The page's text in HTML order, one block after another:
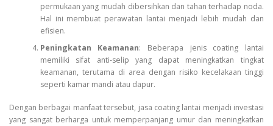
permukaan yang mudah dibersihkan dan tahan terhadap noda.
Hal ini membuat perawatan lantai menjadi lebih mudah dan
efisien.
Peningkatan Keamanan: Beberapa jenis coating lantai
memiliki sifat anti-selip yang dapat meningkatkan tingkat
keamanan, terutama di area dengan risiko kecelakaan tinggi
seperti kamar mandi atau dapur.
Dengan berbagai manfaat tersebut, jasa coating lantai menjadi investasi
yang sangat berharga untuk memperpanjang umur dan meningkatkan